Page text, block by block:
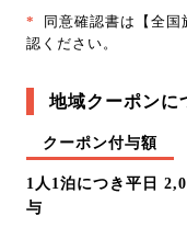
* 同意確認書は 【全
認ください。
地域クーポンに
クーポン付与額
1人1泊につき平日
与